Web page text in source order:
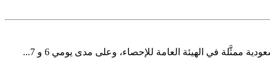
ممثَّلة في الهيئة العامة للإحصاء، وعلى مدى يومي 6 و 7...